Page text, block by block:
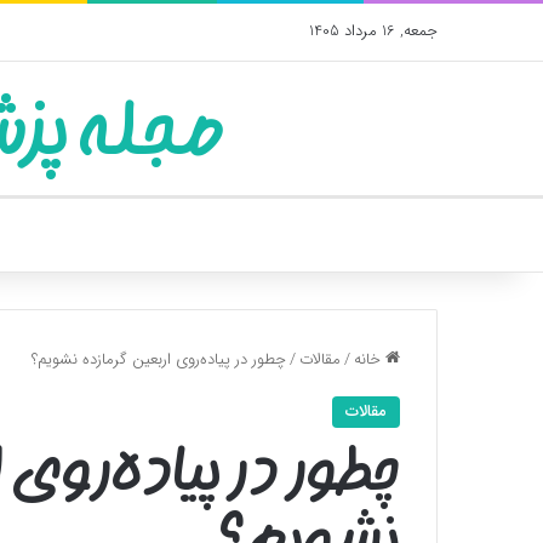
جمعه, 16 مرداد 1405
مجله
خانه/مقالات/چطور در پیاده‌روی اربعین گرمازده نشویم؟
مقالات
چطور در